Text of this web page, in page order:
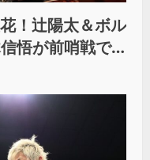
！辻陽太＆ボル
悟が前哨戦で